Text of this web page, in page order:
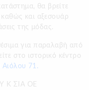
θα βρείτε
καθώς και αξεσουάρ
της μόδας.
για παραλαβή από
στο ιστορικό κέντρο
Αιόλου 71.
Κ ΣΙΑ ΟΕ